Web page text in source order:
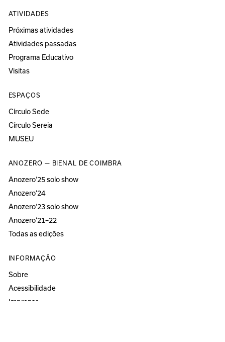
ATIVIDADES
Próximas atividades
Atividades passadas
Programa Educativo
Visitas
ESPAÇOS
Círculo Sede
Círculo Sereia
MUSEU
ANOZERO — BIENAL DE COIMBRA
Anozero‘25 solo show
Anozero‘24
Anozero‘23 solo show
Anozero‘21–22
Todas as edições
INFORMAÇÃO
Sobre
Acessibilidade
Imprensa